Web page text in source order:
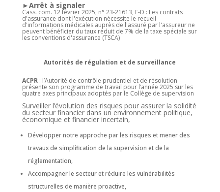
►Arrêt à signaler
Cass. com. 12 février 2025, n° 23-21613, F-D : Les contrats
d'assurance dont l'exécution nécessite le recueil
d'informations médicales auprès de l'assuré par l'assureur ne
peuvent bénéficier du taux réduit de 7% de la taxe spéciale sur
les conventions d'assurance (TSCA)
Autorités de régulation et de surveillance
ACPR: l’Autorité de contrôle prudentiel et de résolution
présente son programme de travail pour l’année 2025 sur les
quatre axes principaux adoptés par le Collège de supervision
Surveiller l’évolution des risques pour assurer la solidité
du secteur financier dans un environnement politique,
économique et financier incertain,
Développer notre approche par les risques et mener des
travaux de simplification de la supervision et de la
réglementation,
Accompagner le secteur et réduire les vulnérabilités
structurelles de manière proactive,